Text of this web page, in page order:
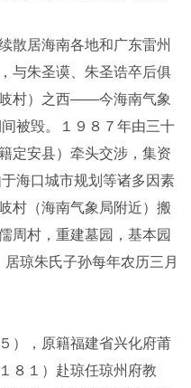
散居海南各地和广东雷州
与朱圣谟、朱圣诰卒后俱
村）之西——今海南气象
间被毁。１９８７年由三十
定安县）牵头交涉，集资
海口城市规划等诸多因素
村（海南气象局附近）搬
周村，重建墓园，基本园
琼朱氏子孙每年农历三月
），原籍福建省兴化府莆
８１）赴琼任琼州府教